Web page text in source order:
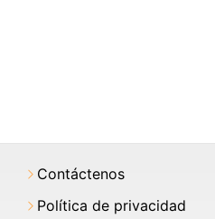
Contáctenos
Política de privacidad